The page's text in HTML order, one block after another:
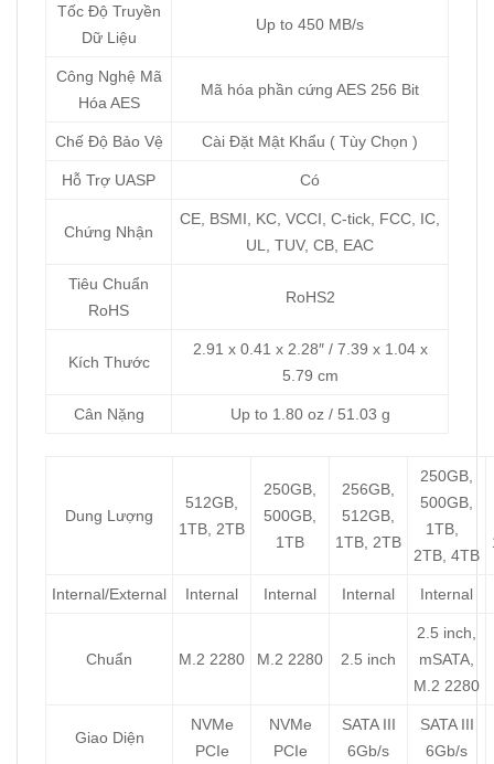
Tốc Độ Truyền
Dữ Liệu
Up to 450 MB/s
Công Nghệ Mã
Hóa AES
Mã hóa phần cứng AES 256 Bit
Chế Độ Bảo Vệ Cài Đặt Mật Khẩu ( Tùy Chọn )
Hỗ Trợ UASP Có
Chứng Nhận
CE, BSMI, KC, VCCI, C-tick, FCC, IC,
UL, TUV, CB, EAC
Tiêu Chuẩn
RoHS
RoHS2
Kích Thước
2.91 x 0.41 x 2.28″ / 7.39 x 1.04 x
5.79 cm
Cân Nặng Up to 1.80 oz / 51.03 g
Dung Lượng
512GB,
1TB, 2TB
250GB,
500GB,
1TB
256GB,
512GB,
1TB, 2TB
250GB,
500GB,
1TB,
2TB, 4TB
Internal/External Internal Internal Internal Internal
Chuẩn M.2 2280 M.2 2280 2.5 inch
2.5 inch,
mSATA,
M.2 2280
Giao Diện
NVMe
PCIe
NVMe
PCIe
SATA III
6Gb/s
SATA III
6Gb/s